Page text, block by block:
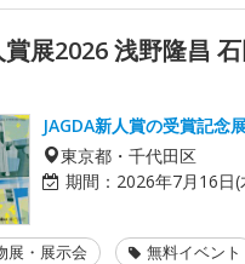
賞展2026 浅野隆昌
JAGDA新人賞の受賞記念
東京都・千代田区
期間： 2026年7月16日
展・展示会 無料イベント